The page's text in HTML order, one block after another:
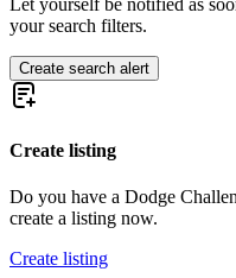
Let yourself be notified as
your search filters.
Create search alert
Create listing
Do you have a Dodge
create a listing now.
Create listing